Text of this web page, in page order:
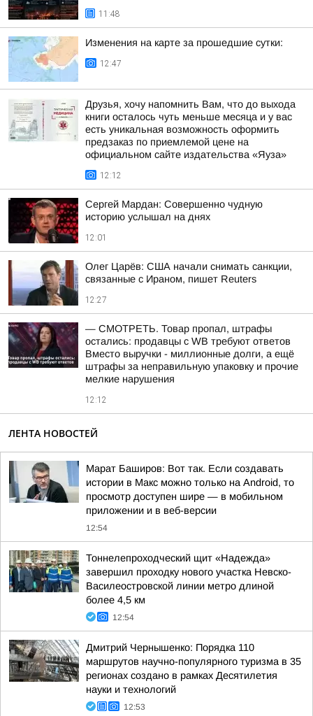
11:48
Изменения на карте за прошедшие сутки:
12:47
Друзья, хочу напомнить Вам, что до выхода
книги осталось чуть меньше месяца и у вас
есть уникальная возможность оформить
предзаказ по приемлемой цене на
официальном сайте издательства «Яуза»
12:12
Сергей Мардан: Совершенно чудную
историю услышал на днях
12:01
Олег Царёв: США начали снимать санкции,
связанные с Ираном, пишет Reuters
12:27
— СМОТРЕТЬ. Товар пропал, штрафы
остались: продавцы с WB требуют ответов
Вместо выручки - миллионные долги, а ещё
штрафы за неправильную упаковку и прочие
мелкие нарушения
12:12
ЛЕНТА НОВОСТЕЙ
Марат Баширов: Вот так. Если создавать
истории в Макс можно только на Android, то
просмотр доступен шире — в мобильном
приложении и в веб-версии
12:54
Тоннелепроходческий щит «Надежда»
завершил проходку нового участка Невско-
Василеостровской линии метро длиной
более 4,5 км
12:54
Дмитрий Чернышенко: Порядка 110
маршрутов научно-популярного туризма в 35
регионах создано в рамках Десятилетия
науки и технологий
12:53